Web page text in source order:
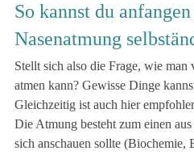
So kannst du
Nasenatmung
Stellt sich also die Frage, wie man
atmen kann? Gewisse Dinge
Gleichzeitig ist auch hier
Die Atmung besteht zum einen
sich anschauen sollte (Biochemie,